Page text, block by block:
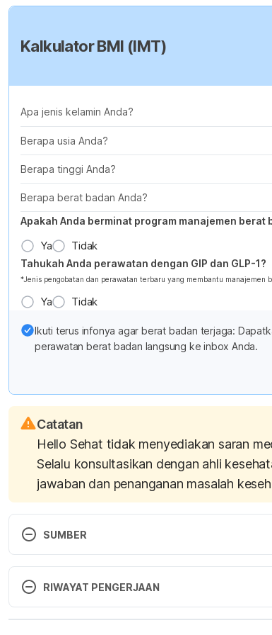
Kalkulator BMI (IMT)
Apa jenis kelamin Anda?
Berapa usia Anda?
Berapa tinggi Anda?
Berapa berat badan Anda?
Apakah Anda berminat program manajemen berat
Ya Tidak
Tahukah Anda perawatan dengan GIP dan GLP-1?
*Jenis pengobatan dan perawatan terbaru yang membantu manajemen
Ya Tidak
Ikuti terus infonya agar berat badan terjaga:
perawatan berat badan langsung ke inbox Anda.
Catatan
Hello Sehat tidak menyediakan saran
Selalu konsultasikan dengan ahli
jawaban dan penanganan masalah
SUMBER
Dentist warns against charcoal teeth whitening
http://www.foxnews.com/health/2016/08/15/
whitener-reaches-millions.html. Accessed 19/09/
RIWAYAT PENGERJAAN